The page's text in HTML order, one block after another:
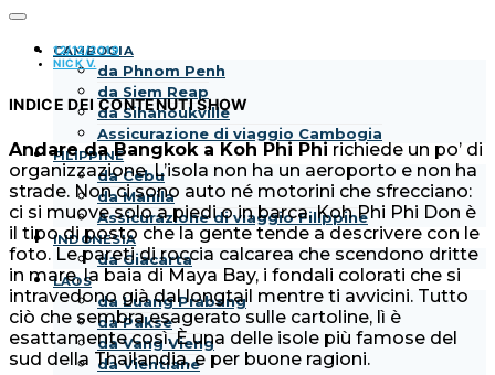
CAMBOGIA
da Phnom Penh
da Siem Reap
da Sihanoukville
Assicurazione di viaggio Cambogia
FILIPPINE
da Cebu
da Manila
Assicurazione di viaggio Filippine
INDONESIA
da Giacarta
LAOS
da Luang Prabang
da Pakse
da Vang Vieng
da Vientiane
12/12/2019
NICK V.
INDICE DEI CONTENUTISHOW
Andare da Bangkok a Koh Phi Phi richiede un po’ di
organizzazione. L’isola non ha un aeroporto e non ha
strade. Non ci sono auto né motorini che sfrecciano:
ci si muove solo a piedi o in barca. Koh Phi Phi Don è
il tipo di posto che la gente tende a descrivere con le
foto. Le pareti di roccia calcarea che scendono dritte
in mare, la baia di Maya Bay, i fondali colorati che si
intravedono già dal longtail mentre ti avvicini. Tutto
ciò che sembra esagerato sulle cartoline, lì è
esattamente così. È una delle isole più famose del
sud della Thailandia, e per buone ragioni.